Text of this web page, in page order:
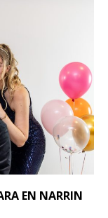
EN NARRIN